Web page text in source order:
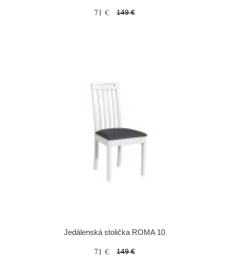
71 € 149 €
Jedálenská stolička ROMA 10
71 € 149 €